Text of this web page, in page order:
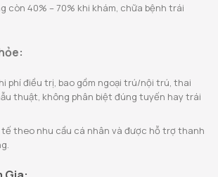
còn 40% – 70% khi khám, chữa bệnh trái
phí điều trị, bao gồm ngoại trú/nội trú, thai
thuật, không phân biệt đúng tuyến hay trái
tế theo nhu cầu cá nhân và được hỗ trợ thanh